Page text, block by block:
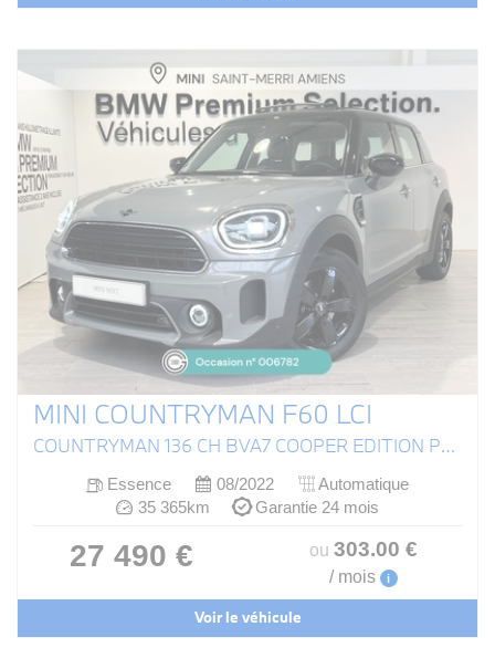
MINI COUNTRYMAN F60 LCI
COUNTRYMAN 136 CH BVA7 COOPER EDITION PREMIUM PLUS
Essence 08/2022
Automatique
35 365km
Garantie 24 mois
27 490 € ou 303.00 €
/ mois i
Voir le véhicule